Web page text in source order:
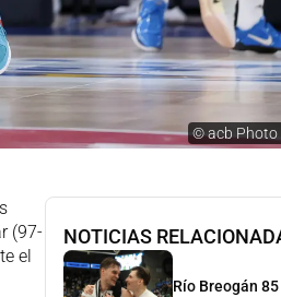
©acb
(97-
el
NOTICIAS
Río Breogán